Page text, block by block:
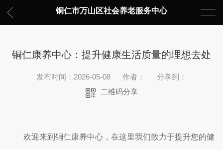
铜仁市万山区社会养老服务中心
铜仁康养中心：提升健康生活质量的理想去处
发布时间：2026-05-08 作者：
分享到：
二维码分享
欢迎来到铜仁康养中心，在这里我们致力于提升您的健